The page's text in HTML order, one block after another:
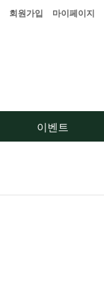
회원가입 마이페이지
이벤트